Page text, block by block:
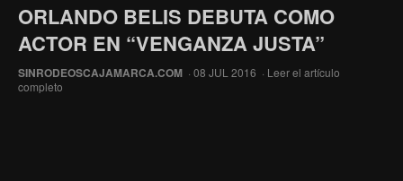
ORLANDO BELIS DEBUTA COMO
ACTOR EN “VENGANZA JUSTA”
SINRODEOSCAJAMARCA.COM · 08 JUL 2016 · Leer el artículo
completo